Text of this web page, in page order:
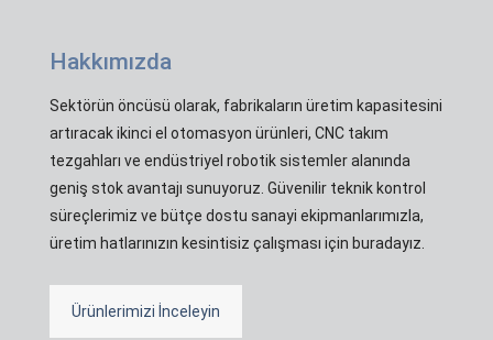
Hakkımızda
Sektörün öncüsü olarak, fabrikaların üretim kapasitesini
artıracak ikinci el otomasyon ürünleri, CNC takım
tezgahları ve endüstriyel robotik sistemler alanında
geniş stok avantajı sunuyoruz. Güvenilir teknik kontrol
süreçlerimiz ve bütçe dostu sanayi ekipmanlarımızla,
üretim hatlarınızın kesintisiz çalışması için buradayız.
Ürünlerimizi İnceleyin